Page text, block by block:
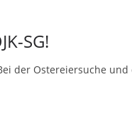
SG!
der Ostereiersuche